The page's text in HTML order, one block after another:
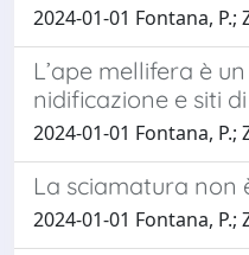
2024-01-01 Fontana, P.;
L’ape mellifera è
nidificazione e siti
2024-01-01 Fontana, P.;
La sciamatura non
2024-01-01 Fontana, P.;